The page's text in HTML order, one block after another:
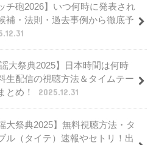
チ砲2026】いつ何時に発表され
補・法則・過去事例から徹底予
謡大祭典2025】日本時間は何時
生配信の視聴方法＆タイムテー
とめ！
2025.12.31
大祭典2025】無料視聴方法・タ
ル（タイテ）速報やセトリ！出